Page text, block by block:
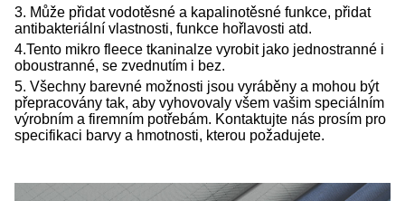
3. Může přidat vodotěsné a kapalinotěsné funkce, přidat
antibakteriální vlastnosti, funkce hořlavosti atd.
4.Tento mikro fleece tkanina lze vyrobit jako jednostranné i
oboustranné, se zvednutím i bez.
5. Všechny barevné možnosti jsou vyráběny a mohou být
přepracovány tak, aby vyhovovaly všem vašim speciálním
výrobním a firemním potřebám. Kontaktujte nás prosím pro
specifikaci barvy a hmotnosti, kterou požadujete.